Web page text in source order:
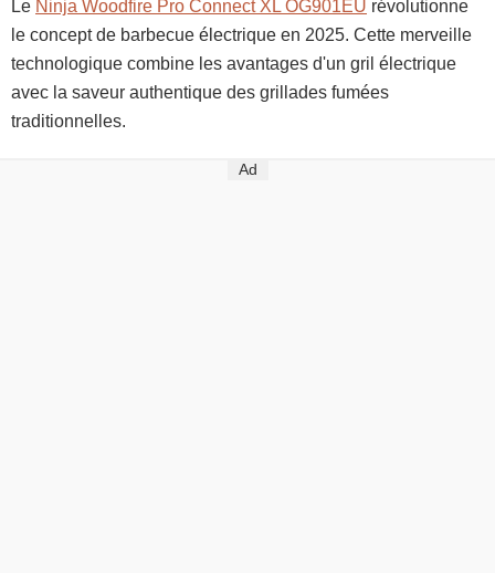
Le Ninja Woodfire Pro Connect XL OG901EU révolutionne
le concept de barbecue électrique en 2025. Cette merveille
technologique combine les avantages d'un gril électrique
avec la saveur authentique des grillades fumées
traditionnelles.
Ad